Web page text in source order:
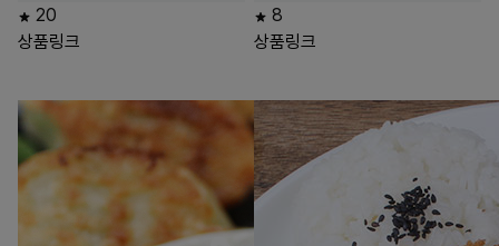
20
상품링크
8
상품링크